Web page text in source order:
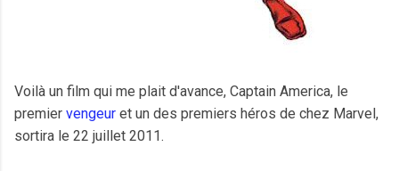
Voilà un film qui me plait d'avance, Captain America, le
premier vengeur et un des premiers héros de chez Marvel,
sortira le 22 juillet 2011.